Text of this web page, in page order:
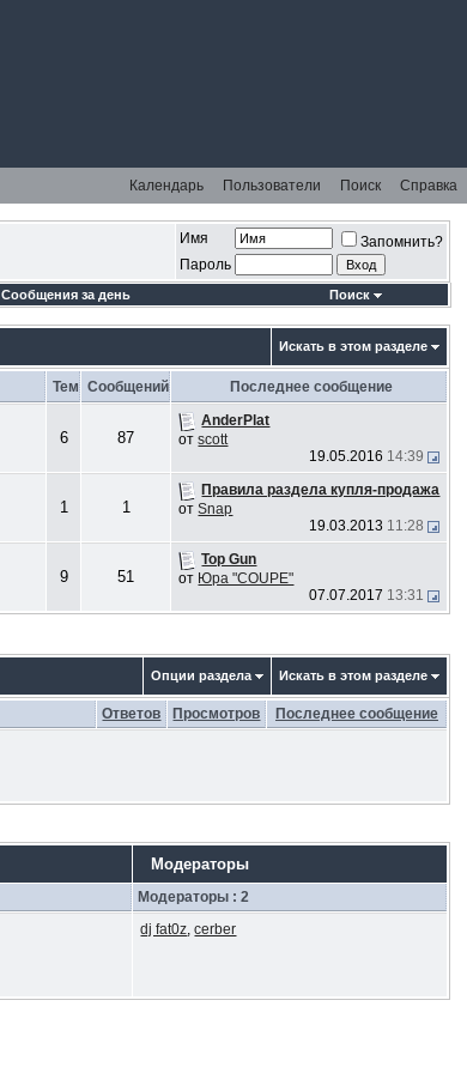
Календарь Пользователи Поиск Справка
Имя
Запомнить?
Пароль
Сообщения за день Поиск
Искать в этом разделе
Тем Сообщений Последнее сообщение
6 87
AnderPlat
отscott
19.05.2016 14:39
1 1
Правила раздела купля-продажа
отSnap
19.03.2013 11:28
9 51
Top Gun
от Юра "COUPE"
07.07.2017 13:31
Опции раздела Искать в этом разделе
Ответов Просмотров Последнее сообщение
Модераторы
Модераторы : 2
dj fat0z,cerber